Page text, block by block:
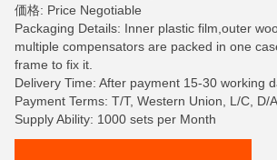
価格: Price Negotiable
Packaging Details: Inner plastic film,outer
multiple compensators are packed in one
frame to fix it.
Delivery Time: After payment 15-30 working
Payment Terms: T/T, Western Union, L/C, D/
Supply Ability: 1000 sets per Month